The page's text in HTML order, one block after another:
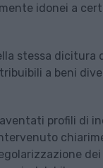
idonei a
stessa dicitura
a beni
profili di